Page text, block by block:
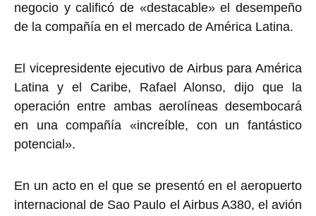
negocio y calificó de «destacable» el desempeño
de la compañía en el mercado de América Latina.
El vicepresidente ejecutivo de Airbus para América
Latina y el Caribe, Rafael Alonso, dijo que la
operación entre ambas aerolíneas desembocará
en una compañía «increíble, con un fantástico
potencial».
En un acto en el que se presentó en el aeropuerto
internacional de Sao Paulo el Airbus A380, el avión